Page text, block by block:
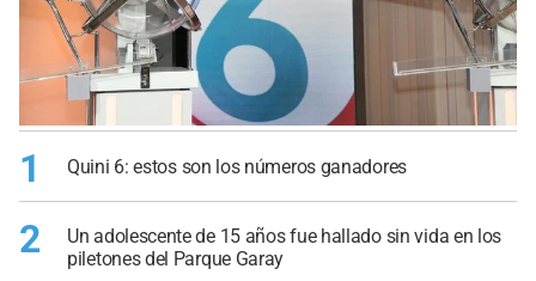
1 Quini 6: estos son los números ganadores
2
Un adolescente de 15 años fue hallado sin vida en los
piletones del Parque Garay